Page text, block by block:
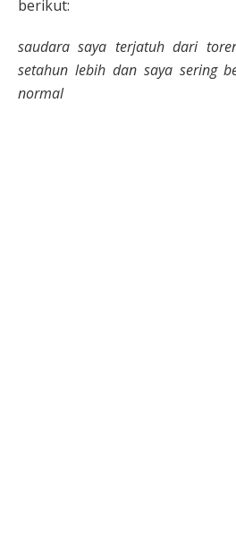
berikut:
saudara saya terjatuh dari
setahun lebih dan saya sering
normal